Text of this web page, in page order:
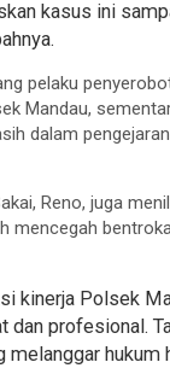
kasus ini
pelaku
Mandau,
dalam
Reno, juga
mencegah
kinerja Polsek
dan profesional.
melanggar hukum